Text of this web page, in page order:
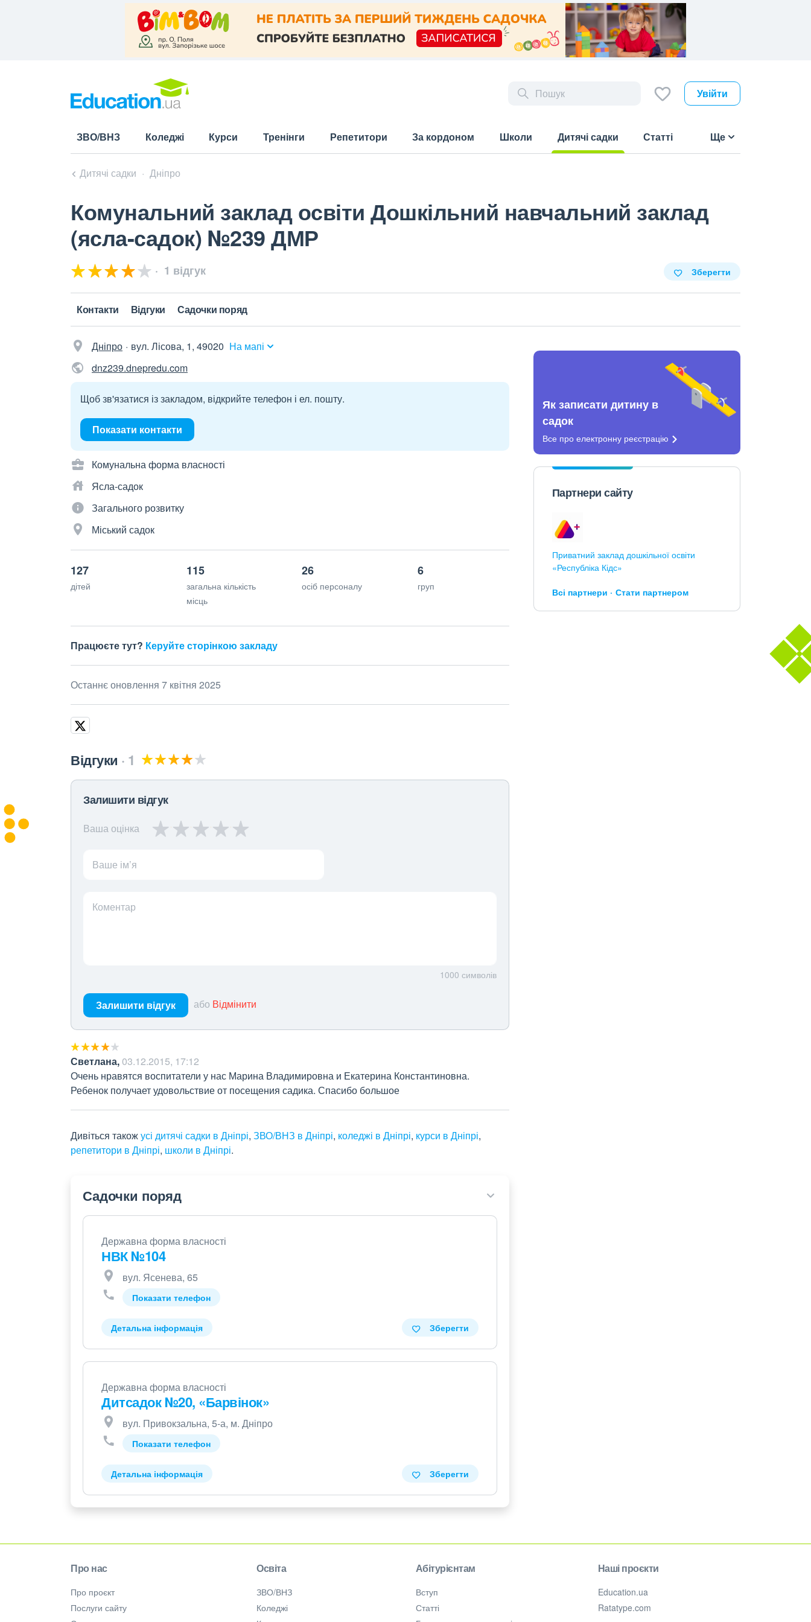
Увійти
ЗВО/ВНЗ Коледжі Курси Тренінги Репетитори За кордоном Школи
Дитячі садки
Статті Ще
Дитячі садки Дніпро
Комунальний заклад освіти Дошкільний навчальний заклад
(ясла-садок) №239 ДМР
1 відгук Зберегти
Контакти Відгуки Садочки поряд
Дніпро вул. Лісова, 1, 49020 На мапі
dnz239.dnepredu.com
Щоб зв'язатися із закладом, відкрийте телефон і ел. пошту.
Показати контакти
Комунальна форма власності
Ясла-садок
Загального розвитку
Міський садок
127
дітей
115
загальна кількість
місць
26
осіб персоналу
6
груп
Працюєте тут? Керуйте сторінкою закладу
Останнє оновлення 7 квітня 2025
Відгуки 1
Залишити відгук
Ваша оцінка
Ваше ім’я
Коментар
1000 символів
Залишити відгук або Відмінити
Светлана,03.12.2015, 17:12
Очень нравятся воспитатели у нас Марина Владимировна и Екатерина Константиновна.
Ребенок получает удовольствие от посещения садика. Спасибо большое
Дивіться такожусі дитячі садки в Дніпрі, ЗВО/ВНЗ в Дніпрі, коледжі в Дніпрі, курси в Дніпрі,
репетитори в Дніпрі, школи в Дніпрі.
Садочки поряд
Державна форма власності
НВК №104
вул. Ясенева, 65
Показати телефон
Детальна інформація Зберегти
Державна форма власності
Дитсадок №20, «Барвінок»
вул. Привокзальна, 5-а, м. Дніпро
Показати телефон
Детальна інформація Зберегти
Як записати дитину в
садок
Все про електронну реєстрацію
Партнери сайту
Приватний заклад дошкільної освіти
«Республіка Кідс»
Всі партнери Стати партнером
Про нас
Про проєкт
Послуги сайту
Освіта
ЗВО/ВНЗ
Коледжі
Абітурієнтам
Вступ
Статті
Наші проєкти
Education.ua
Ratatype.com